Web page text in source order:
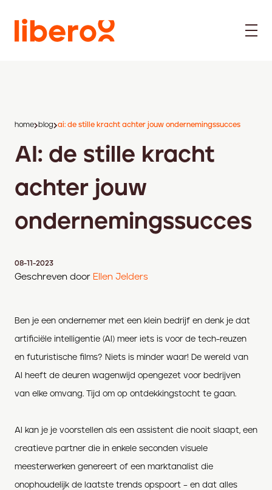
home blog ai: de stille kracht achter jouw ondernemingssucces
AI: de stille kracht
achter jouw
ondernemingssucces
08-11-2023
Geschreven door Ellen Jelders
Ben je een ondernemer met een klein bedrijf en denk je dat
artificiële intelligentie (AI) meer iets is voor de tech-reuzen
en futuristische films? Niets is minder waar! De wereld van
AI heeft de deuren wagenwijd opengezet voor bedrijven
van elke omvang. Tijd om op ontdekkingstocht te gaan.
A kan je je voorstellen als een assistent die nooit slaapt, een
creatieve partner die in enkele seconden visuele
meesterwerken genereert of een marktanalist die
onophoudelijk de laatste trends opspoort – en dat alles